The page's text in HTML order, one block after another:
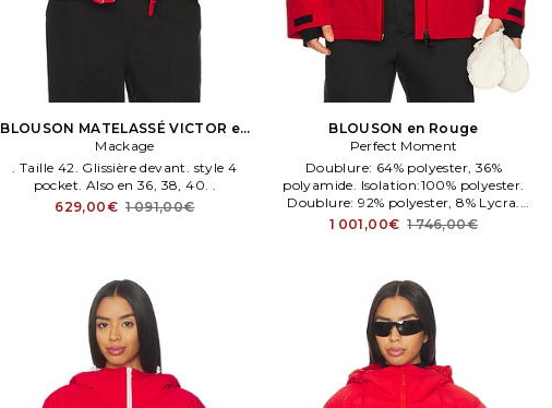
BLOUSON MATELASSÉ VICTOR en
Rouge
Mackage
. Taille 42. Glissière devant. style 4
pocket. Also en 36, 38, 40. .
629,00€ 1 091,00€
BLOUSON en Rouge
Perfect Moment
Doublure: 64% polyester, 36%
polyamide. Isolation:100% polyester.
Doublure: 92% polyester, 8% Lycra.
Machene wash. . Taille XL/1X.
1 001,00€ 1 746,00€